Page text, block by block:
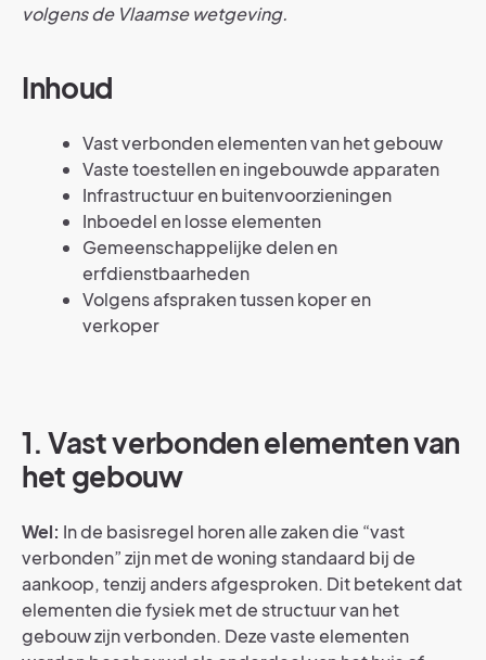
volgens de Vlaamse wetgeving.
Inhoud
Vast verbonden elementen van het gebouw
Vaste toestellen en ingebouwde apparaten
Infrastructuur en buitenvoorzieningen
Inboedel en losse elementen
Gemeenschappelijke delen en
erfdienstbaarheden
Volgens afspraken tussen koper en
verkoper
1.Vast verbonden elementen van
het gebouw
Wel: In de basisregel horen alle zaken die “vast
verbonden” zijn met de woning standaard bij de
aankoop, tenzij anders afgesproken. Dit betekent dat
elementen die fysiek met de structuur van het
gebouw zijn verbonden. Deze vaste elementen